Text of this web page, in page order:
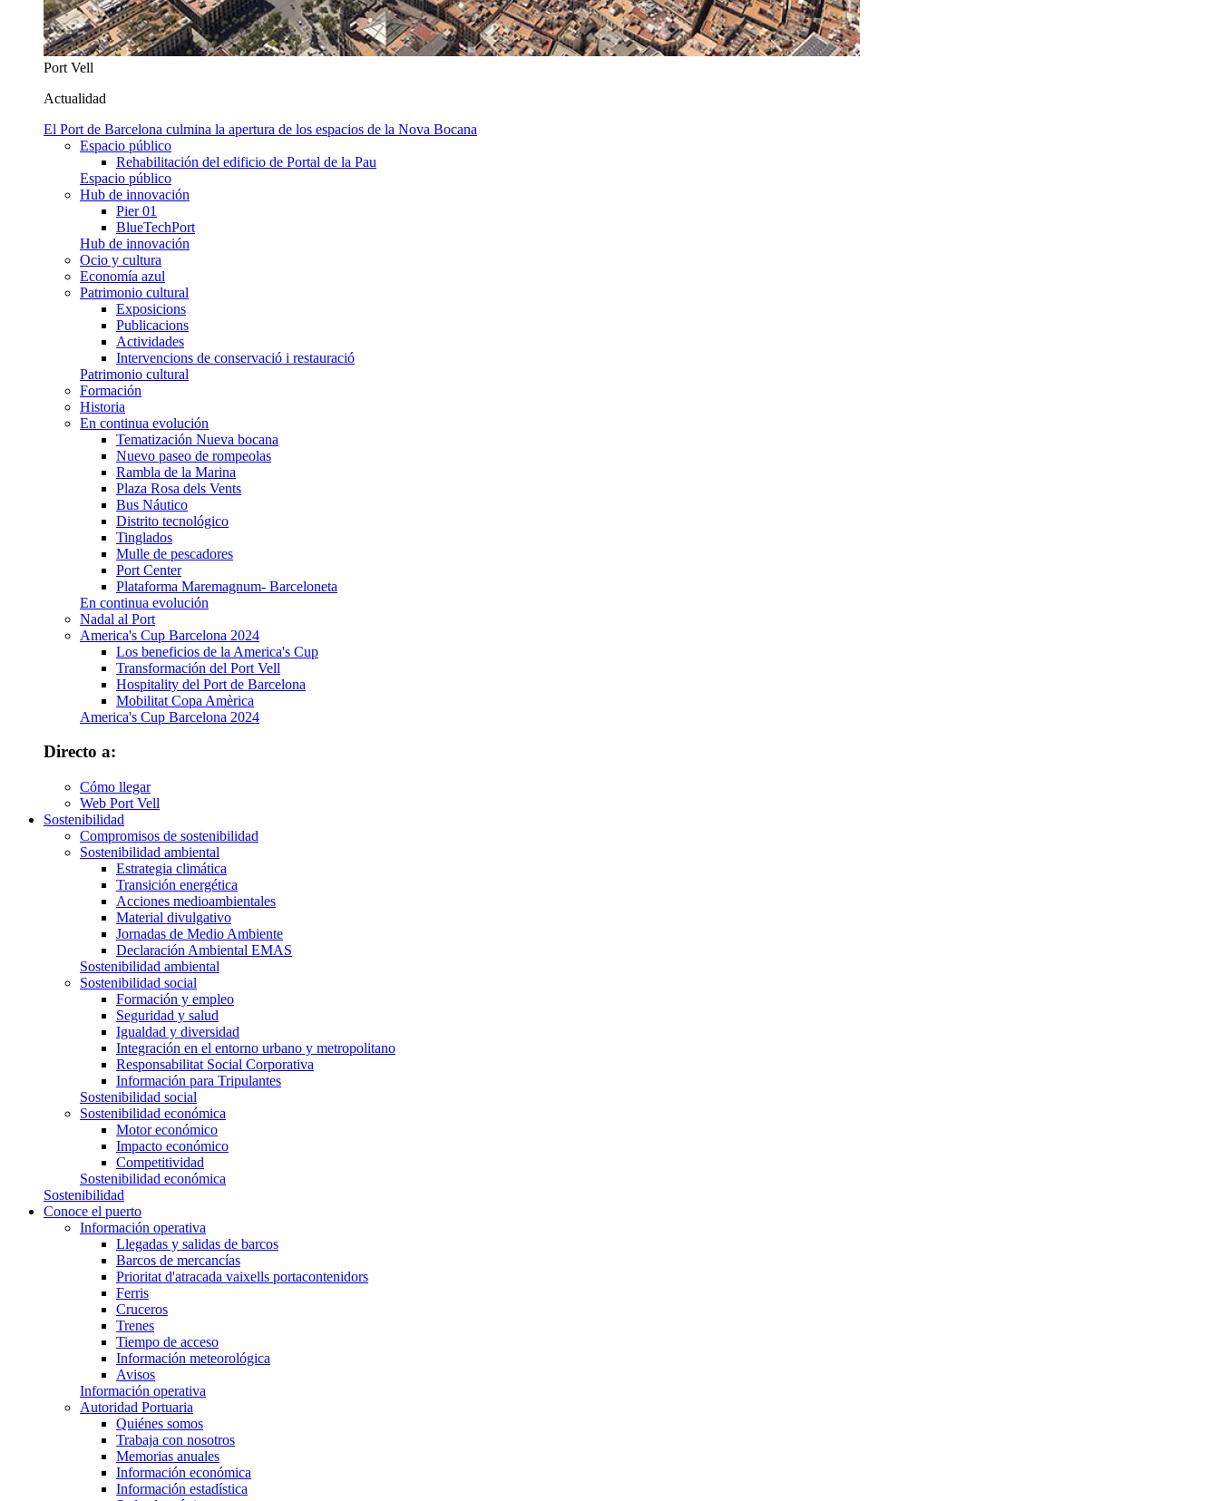
Port Vell
Actualidad
El Port de Barcelona culmina la apertura de los espacios de la Nova Bocana
Espacio público
Rehabilitación del edificio de Portal de la Pau
Espacio público
Hub de innovación
Pier 01
BlueTechPort
Hub de innovación
Ocio y cultura
Economía azul
Patrimonio cultural
Exposicions
Publicacions
Actividades
Intervencions de conservació i restauració
Patrimonio cultural
Formación
Historia
En continua evolución
Tematización Nueva bocana
Nuevo paseo de rompeolas
Rambla de la Marina
Plaza Rosa dels Vents
Bus Náutico
Distrito tecnológico
Tinglados
Mulle de pescadores
Port Center
Plataforma Maremagnum- Barceloneta
En continua evolución
Nadal al Port
America's Cup Barcelona 2024
Los beneficios de la America's Cup
Transformación del Port Vell
Hospitality del Port de Barcelona
Mobilitat Copa Amèrica
America's Cup Barcelona 2024
Directo a:
Cómo llegar
Web Port Vell
Sostenibilidad
Compromisos de sostenibilidad
Sostenibilidad ambiental
Estrategia climática
Transición energética
Acciones medioambientales
Material divulgativo
Jornadas de Medio Ambiente
Declaración Ambiental EMAS
Sostenibilidad ambiental
Sostenibilidad social
Formación y empleo
Seguridad y salud
Igualdad y diversidad
Integración en el entorno urbano y metropolitano
Responsabilitat Social Corporativa
Información para Tripulantes
Sostenibilidad social
Sostenibilidad económica
Motor económico
Impacto económico
Competitividad
Sostenibilidad económica
Sostenibilidad
Conoce el puerto
Información operativa
Llegadas y salidas de barcos
Barcos de mercancías
Prioritat d'atracada vaixells portacontenidors
Ferris
Cruceros
Trenes
Tiempo de acceso
Información meteorológica
Avisos
Información operativa
Autoridad Portuaria
Quiénes somos
Trabaja con nosotros
Memorias anuales
Información económica
Información estadística